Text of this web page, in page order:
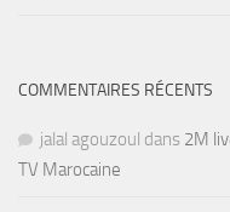
COMMENTAIRES RÉCENTS
jalal agouzoul dans 2M
TV Marocaine